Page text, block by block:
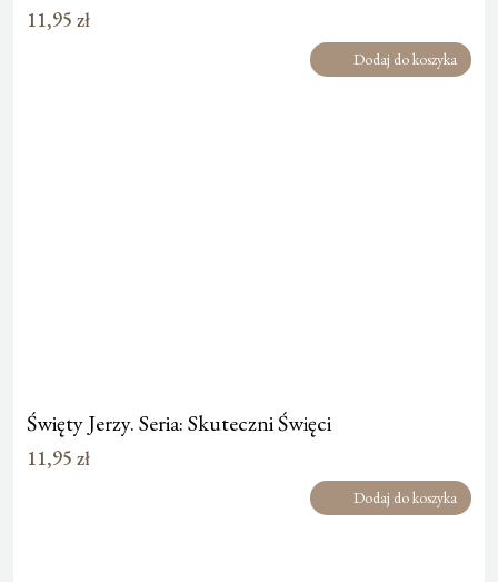
11,95 zł
Dodaj do koszyka
Święty Jerzy. Seria: Skuteczni Święci
11,95 zł
Dodaj do koszyka